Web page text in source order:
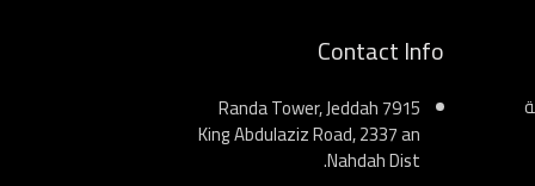
Contact Info
Randa Tower, Jeddah 7915
King Abdulaziz Road, 2337 an
Nahdah Dist.